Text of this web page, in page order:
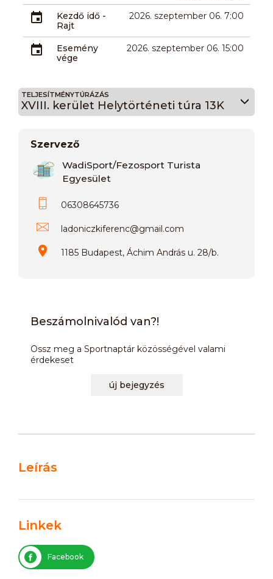
Kezdő idő -
Rajt
2026. szeptember 06. 7:00
Esemény
vége
2026. szeptember 06. 15:00
TELJESÍTMÉNYTÚRÁZÁS
XVIII. kerület Helytörténeti túra 13K
Szervező
WadiSport/Fezosport Turista
Egyesület
06308645736
ladoniczkiferenc@gmail.com
1185 Budapest, Áchim András u. 28/b.
Beszámolnivalód van?!
Ossz meg a Sportnaptár közösségével valami
érdekeset
új bejegyzés
Leírás
Linkek
Facebook